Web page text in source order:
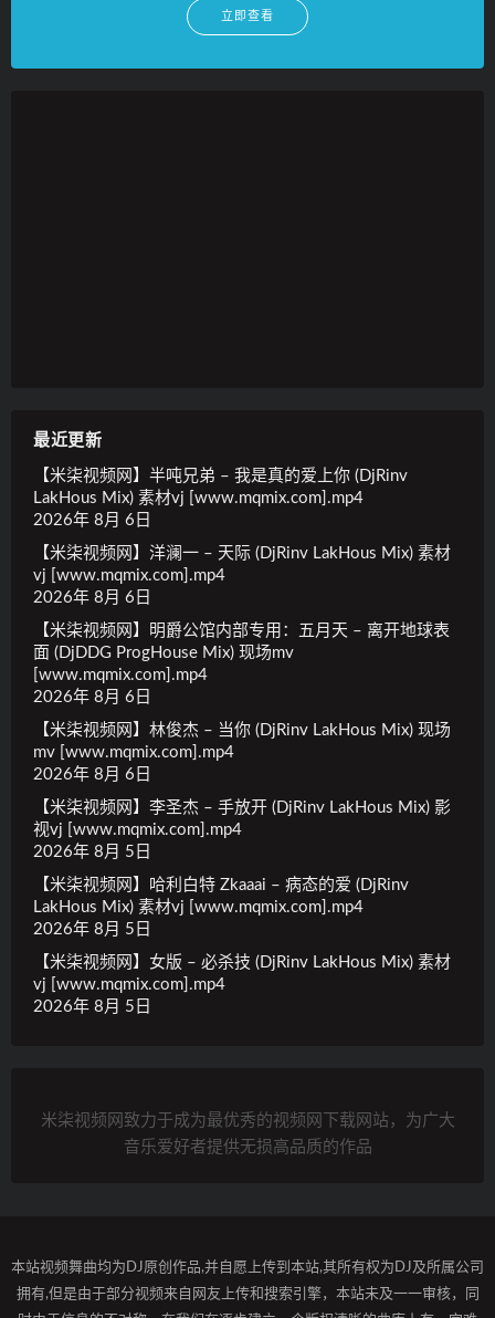
立即查看
最近更新
【米柒视频网】半吨兄弟 – 我是真的爱上你 (DjRinv
LakHous Mix) 素材vj [www.mqmix.com].mp4
2026年 8月 6日
【米柒视频网】洋澜一 – 天际 (DjRinv LakHous Mix) 素材
vj [www.mqmix.com].mp4
2026年 8月 6日
【米柒视频网】明爵公馆内部专用：五月天 – 离开地球表
面 (DjDDG ProgHouse Mix) 现场mv
[www.mqmix.com].mp4
2026年 8月 6日
【米柒视频网】林俊杰 – 当你 (DjRinv LakHous Mix) 现场
mv [www.mqmix.com].mp4
2026年 8月 6日
【米柒视频网】李圣杰 – 手放开 (DjRinv LakHous Mix) 影
视vj [www.mqmix.com].mp4
2026年 8月 5日
【米柒视频网】哈利白特 Zkaaai – 病态的爱 (DjRinv
LakHous Mix) 素材vj [www.mqmix.com].mp4
2026年 8月 5日
【米柒视频网】女版 – 必杀技 (DjRinv LakHous Mix) 素材
vj [www.mqmix.com].mp4
2026年 8月 5日
米柒视频网致力于成为最优秀的视频网下载网站，为广大
音乐爱好者提供无损高品质的作品
本站视频舞曲均为DJ原创作品,并自愿上传到本站,其所有权为DJ及所属公司
拥有,但是由于部分视频来自网友上传和搜索引擎，本站未及一一审核，同